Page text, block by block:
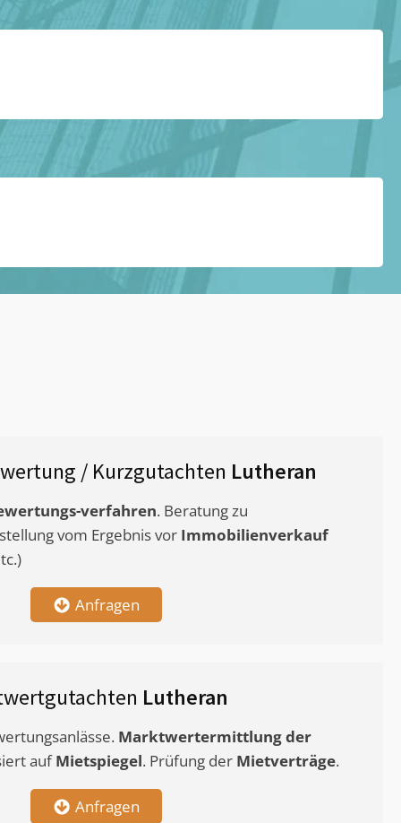
/ Kurzgutachten Lutheran
verfahren. Beratung zu
vom Ergebnis vor Immobilienverkauf
Anfragen
Lutheran
Marktwertermittlungder
aufMietspiegel. Prüfung der Mietverträge.
Anfragen